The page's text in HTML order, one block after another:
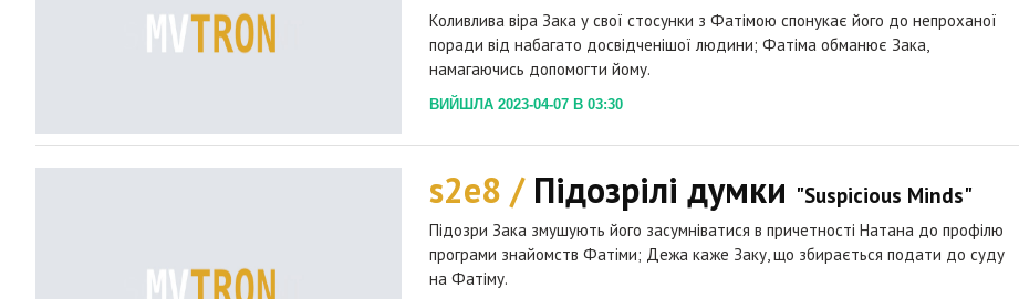
Коливлива віра Зака у свої стосунки з Фатімою спонукає його до непроханої
поради від набагато досвідченішої людини; Фатіма обманює Зака,
намагаючись допомогти йому.
ВИЙШЛА 2023-04-07 В 03:30
s2e8 / Підозрілі думки "Suspicious Minds"
Підозри Зака змушують його засумніватися в причетності Натана до профілю
програми знайомств Фатіми; Дежа каже Заку, що збирається подати до суду
на Фатіму.